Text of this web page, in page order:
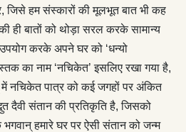
जिसे हम संस्कारों की मूलभूत बात भी कह
ही बातों को थोड़ा सरल करके सामान्य
करके अपने घर को ‘धन्यो
का नाम ‘नचिकेत’ इसलिए रखा गया है,
नचिकेत पात्र को कई जगहों पर अंकित
दैवी संतान की प्रतिकृति है, जिसको
हमारे घर पर ऐसी संतान को जन्म